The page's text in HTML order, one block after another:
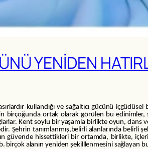
YENİDEN
kullandığı ve sağaltıcı gücünü
birçoğunda ortak olarak görülen bu
Kent soylu bir yaşamla birlikte oyun,
Şehrin tanımlanmış,belirli alanlarında belirli
güvende hissettikleri bir ortamda, birlikte,
alanın yeniden şekilllenmesini sağlayan